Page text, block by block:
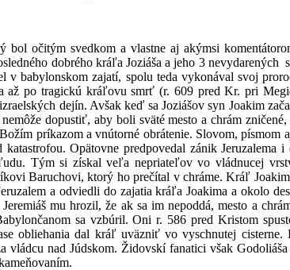
bol očitým svedkom a vlastne aj akýmsi
dobrého kráľa Joziáša a jeho 3 nevydarených
v babylonskom zajatí, spolu teda vykonával svoj
až po tragickú kráľovu smrť (r. 609 pred Kr. pri
dejín. Avšak keď sa Joziášov syn Joakim
dopustiť, aby boli sväté mesto a chrám
príkazom a vnútorné obrátenie. Slovom,
Opätovne predpovedal zánik Jeruzalema
Tým si získal veľa nepriateľov vo vládnucej
Baruchovi, ktorý ho prečítal v chráme. Kráľ
a odviedli do zajatia kráľa Joakima a okolo
mu hrozil, že ak sa im nepoddá, mesto a
sa vzbúril. Oni r. 586 pred Kristom
obliehania dal kráľ uväzniť vo vyschnutej
vládcu nad Júdskom. Židovskí fanatici však